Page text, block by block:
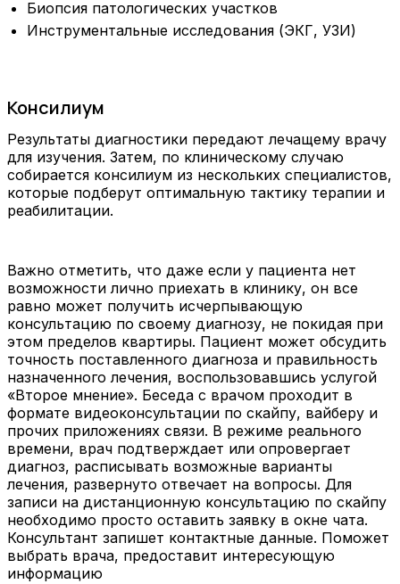
Биопсия патологических участков
Инструментальные исследования (ЭКГ, УЗИ)
Консилиум
Результаты диагностики передают лечащему врачу
для изучения. Затем, по клиническому случаю
собирается консилиум из нескольких специалистов,
которые подберут оптимальную тактику терапии и
реабилитации.
Важно отметить, что даже если у пациента нет
возможности лично приехать в клинику, он все
равно может получить исчерпывающую
консультацию по своему диагнозу, не покидая при
этом пределов квартиры. Пациент может обсудить
точность поставленного диагноза и правильность
назначенного лечения, воспользовавшись услугой
«Второе мнение». Беседа с врачом проходит в
формате видеоконсультации по скайпу, вайберу и
прочих приложениях связи. В режиме реального
времени, врач подтверждает или опровергает
диагноз, расписывать возможные варианты
лечения, развернуто отвечает на вопросы. Для
записи на дистанционную консультацию по скайпу
необходимо просто оставить заявку в окне чата.
Консультант запишет контактные данные. Поможет
выбрать врача, предоставит интересующую
информацию